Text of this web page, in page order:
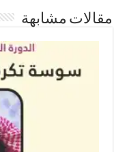
مقالات مشابهة